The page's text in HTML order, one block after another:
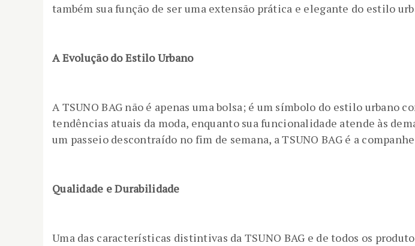
também sua função de ser uma extensão prática e elegante do estilo
A Evolução do Estilo Urbano
A TSUNO BAG não é apenas uma bolsa; é um símbolo do estilo
tendências atuais da moda, enquanto sua funcionalidade atende às
um passeio descontraído no fim de semana, a TSUNO BAG é a
Qualidade e Durabilidade
Uma das características distintivas da TSUNO BAG e de todos os